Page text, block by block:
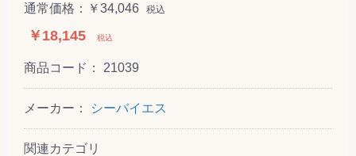
通常価格：￥34,046 税込
￥18,145 税込
商品コード： 21039
メーカー： シーバイエス
関連カテゴリ